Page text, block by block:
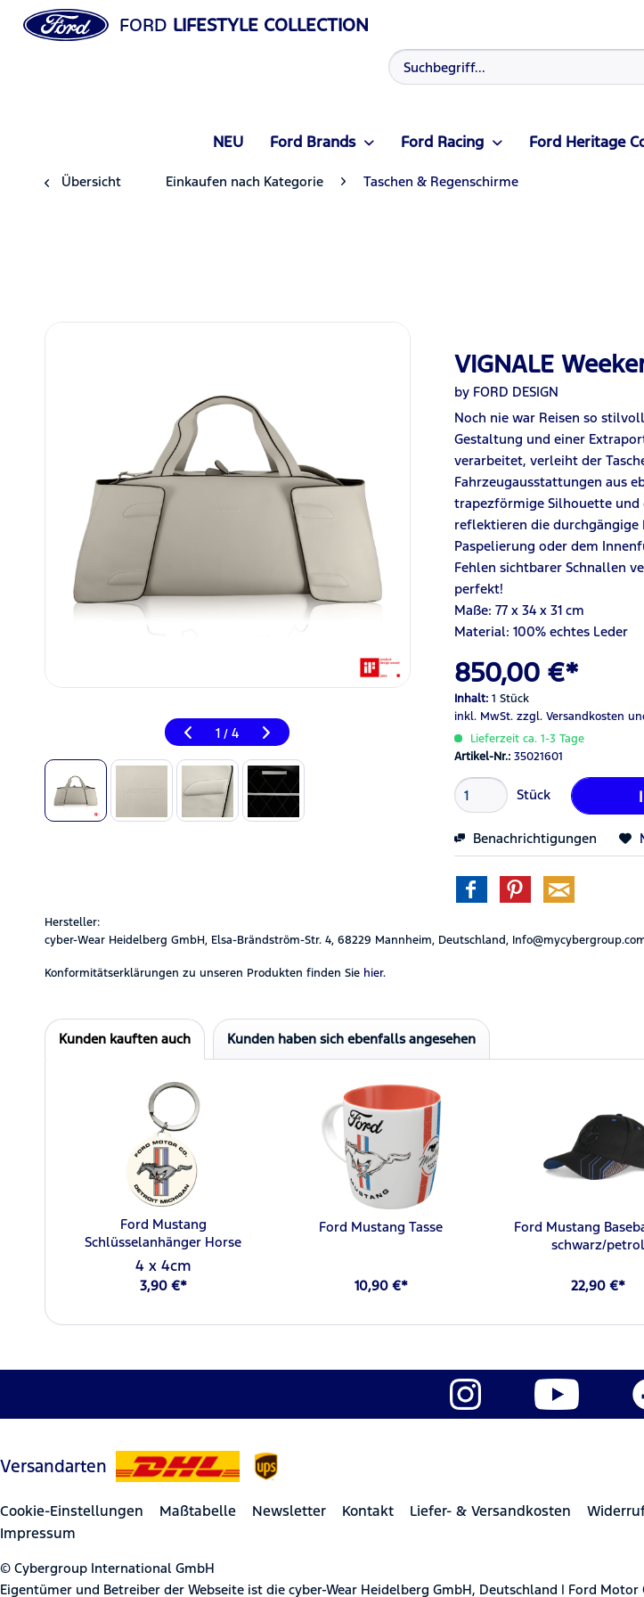
FORD LIFESTYLE COLLECTION
NEU Ford Brands Ford Racing Ford Heritage
Übersicht Einkaufen nach Kategorie Taschen & Regenschirme
1 / 4
VIGNALE
by FORD DESIGN
Noch nie war Reisen so
Gestaltung und einer
verarbeitet, verleiht der
Fahrzeugausstattungen aus
trapezförmige Silhouette und
reflektieren die
Paspelierung oder dem
Fehlen sichtbarer Schnallen
perfekt!
Maße: 77 x 34 x 31 cm
Material: 100% echtes Leder
850,00 €*
Inhalt:1 Stück
inkl. MwSt.zzgl. Versandkosten
Lieferzeit ca. 1-3 Tage
Artikel-Nr.:35021601
Stück
Benachrichtigungen
Hersteller:
cyber-Wear Heidelberg GmbH, Elsa-Brändström-Str. 4, 68229 Mannheim, Deutschland,
Konformitätserklärungen zu unseren Produkten finden Sie hier.
Kunden kauften auch Kunden haben sich ebenfalls angesehen
Ford Mustang
Schlüsselanhänger Horse
4 x 4cm
3,90 €*
Ford Mustang Tasse
10,90 €*
Ford Mustang
schwarz/petrol
22,90 €*
Versandarten
Cookie-Einstellungen Maßtabelle Newsletter Kontakt Liefer- & Versandkosten
Impressum
© Cybergroup International GmbH
Eigentümer und Betreiber der Webseite ist die cyber-Wear Heidelberg GmbH, Deutschland | Ford